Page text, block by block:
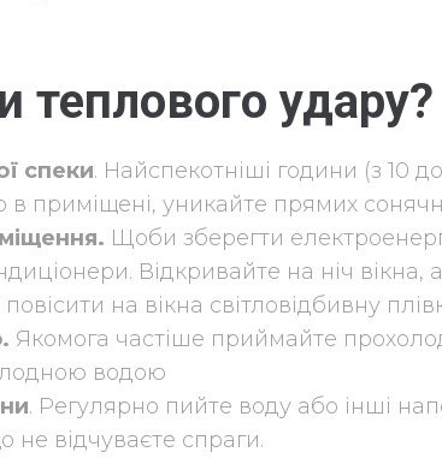
теплового удару?
спеки. Найспекотніші години (з 10
в приміщені, уникайте прямих
Щоби зберегти
Відкривайте на ніч вікна,
на вікна світловідбивну
Якомога частіше приймайте
водою
. Регулярно пийте воду або інші
не відчуваєте спраги.